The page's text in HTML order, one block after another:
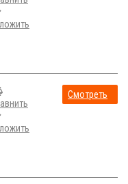
стоимость
Смотреть
стоимость